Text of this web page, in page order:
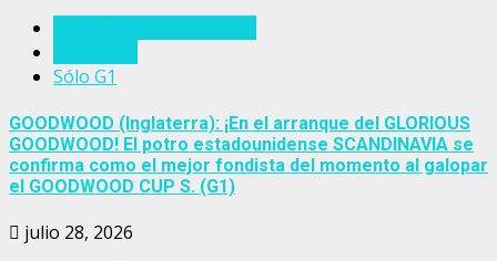
Sólo G1
GOODWOOD (Inglaterra): ¡En el arranque del GLORIOUS
GOODWOOD! El potro estadounidense SCANDINAVIA se
confirma como el mejor fondista del momento al galopar
el GOODWOOD CUP S. (G1)
julio 28, 2026